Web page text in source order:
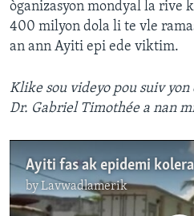
òganizasyon mondyal la rive
400 milyon dola li te vle
an ann Ayiti epi ede viktim.
Klike sou videyo pou suiv
Dr. Gabriel Timothée a nan
Ayiti fas ak epidemi
byLavwadlamerik